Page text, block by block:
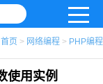
首页 > 网络编程 > PHP编程
使用实例